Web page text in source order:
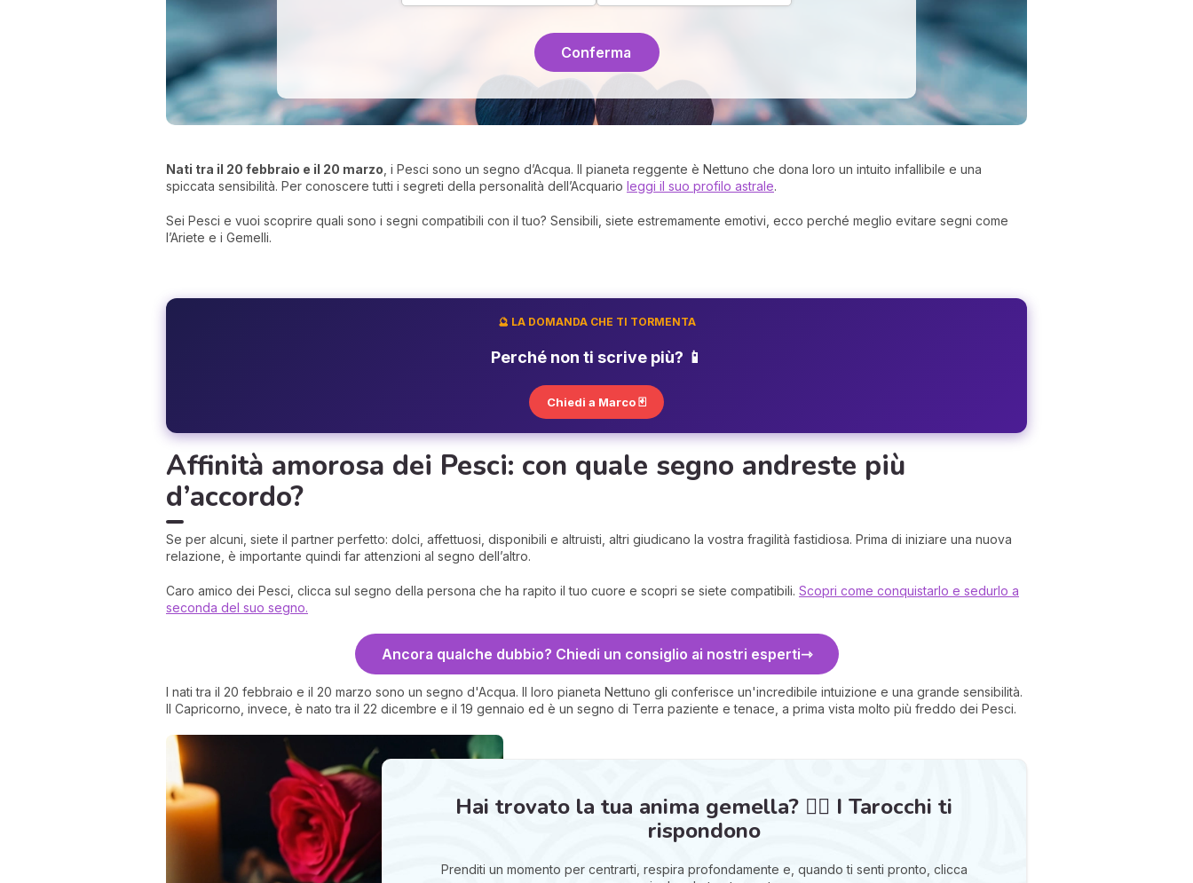
Conferma
Nati tra il 20 febbraio e il 20 marzo , i Pesci sono un segno d’Acqua. Il pianeta reggente è Nettuno che dona loro un intuito infallibile e una
spiccata sensibilità. Per conoscere tutti i segreti della personalità dell’Acquario leggi il suo profilo astrale.
Sei Pesci e vuoi scoprire quali sono i segni compatibili con il tuo? Sensibili, siete estremamente emotivi, ecco perché meglio evitare segni come
l’Ariete e i Gemelli.
🔮 LA DOMANDA CHE TI TORMENTA
Perché non ti scrive più? 📱
Chiedi a Marco 🃏
Affinità amorosa dei Pesci: con quale segno andreste più
d’accordo?
Se per alcuni, siete il partner perfetto: dolci, affettuosi, disponibili e altruisti, altri giudicano la vostra fragilità fastidiosa. Prima di iniziare una nuova
relazione, è importante quindi far attenzioni al segno dell’altro.
Caro amico dei Pesci, clicca sul segno della persona che ha rapito il tuo cuore e scopri se siete compatibili. Scopri come conquistarlo e sedurlo a
seconda del suo segno.
Ancora qualche dubbio? Chiedi un consiglio ai nostri esperti
I nati tra il 20 febbraio e il 20 marzo sono un segno d'Acqua. Il loro pianeta Nettuno gli conferisce un'incredibile intuizione e una grande sensibilità.
Il Capricorno, invece, è nato tra il 22 dicembre e il 19 gennaio ed è un segno di Terra paziente e tenace, a prima vista molto più freddo dei Pesci.
Hai trovato la tua anima gemella? ❤️‍🔥 I Tarocchi ti
rispondono
Prenditi un momento per centrarti, respira profondamente e, quando ti senti pronto, clicca